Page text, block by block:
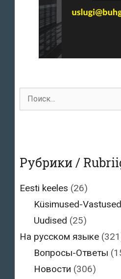
Поиск
для:
Рубрики /
Eesti keeles (26)
Küsimused-Vastused
Uudised (25)
На русском языке
Вопросы-Ответы
Новости (306)